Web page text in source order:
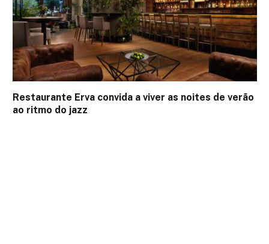
Restaurante Erva convida a viver as noites de verão
ao ritmo do jazz